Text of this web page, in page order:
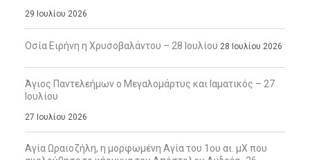
29 Ιουλίου 2026
Οσία Ειρήνη η Χρυσοβαλάντου – 28 Ιουλίου 28 Ιουλίου 2026
Άγιος Παντελεήμων ο Μεγαλομάρτυς και Ιαματικός – 27
Ιουλίου
27 Ιουλίου 2026
Αγία Ωραιοζήλη, η μορφωμένη Αγία του 1ου αι. μΧ που